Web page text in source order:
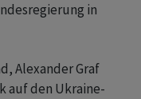
in
Alexander Graf
auf den Ukraine-